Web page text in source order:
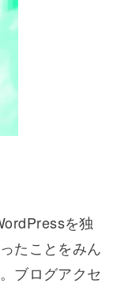
を独
たことをみん
ブログアクセ